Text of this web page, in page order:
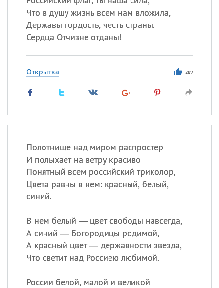
Что в душу жизнь всем нам вложила,
Державы гордость, честь страны.
Сердца Отчизне отданы!
Открытка 289
Полотнище над миром распростер
И полыхает на ветру красиво
Понятный всем российский триколор,
Цвета равны в нем: красный, белый,
синий.
В нем белый — цвет свободы навсегда,
А синий — Богородицы родимой,
А красный цвет — державности звезда,
Что светит над Россиею любимой.
России белой, малой и великой